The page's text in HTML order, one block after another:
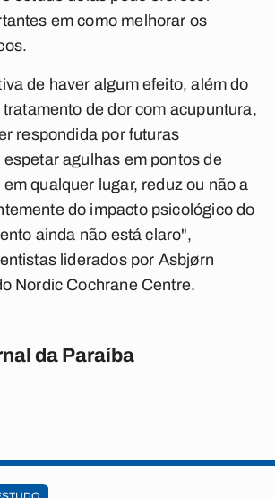
em como melhorar os
de haver algum efeito, além do
de dor com acupuntura,
respondida por futuras
agulhas em pontos de
qualquer lugar, reduz ou não a
do impacto psicológico do
ainda não está claro",
liderados por Asbjørn
Nordic Cochrane Centre.
da Paraíba